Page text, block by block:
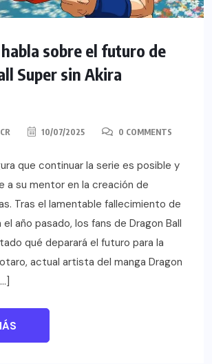
sobre el futuro de
Super sin Akira
10/07/2025 0 COMMENTS
que continuar la serie es posible y
a su mentor en la creación de
Tras el lamentable fallecimiento de
el año pasado, los fans de Dragon Ball
qué deparará el futuro para la
actual artista del manga Dragon